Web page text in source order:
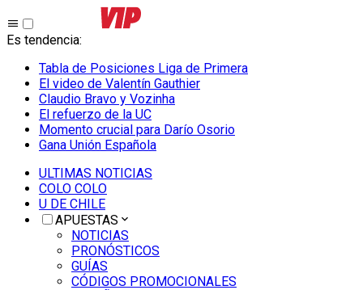
Es tendencia:
Tabla de Posiciones Liga de Primera
El video de Valentín Gauthier
Claudio Bravo y Vozinha
El refuerzo de la UC
Momento crucial para Darío Osorio
Gana Unión Española
ULTIMAS NOTICIAS
COLO COLO
U DE CHILE
APUESTAS
NOTICIAS
PRONÓSTICOS
GUÍAS
CÓDIGOS PROMOCIONALES